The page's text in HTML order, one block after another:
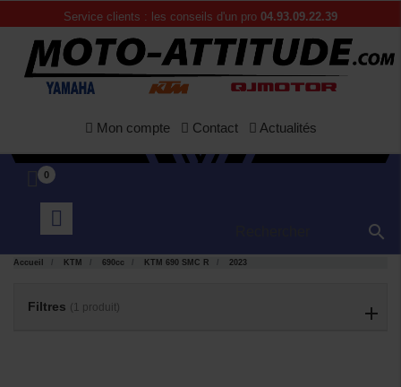
Service clients : les conseils d'un pro 04.93.09.22.39
Mon compte Contact Actualités
0

Accueil KTM 690cc KTM 690 SMC R 2023
Filtres (1 produit)